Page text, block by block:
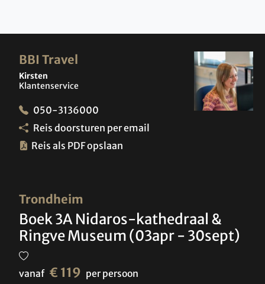
Trondheim
Boek 3A Nidaros-kathedraal &
Ringve Museum (03apr - 30sept)
vanaf € 119 per persoon
BBI Travel
Kirsten
Klantenservice
050-3136000
Reis doorsturen per email
Reis als PDF opslaan